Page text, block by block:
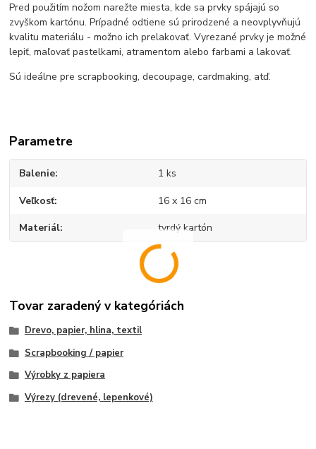
Pred použitím nožom narežte miesta, kde sa prvky spájajú so
zvyškom kartónu. Prípadné odtiene sú prirodzené a neovplyvňujú
kvalitu materiálu - možno ich prelakovať. Vyrezané prvky je možné
lepiť, maľovať pastelkami, atramentom alebo farbami a lakovať.
Sú ideálne pre scrapbooking, decoupage, cardmaking, atď.
Parametre
Balenie 1 ks
Veľkosť 16 x 16 cm
Materiál tvrdý kartón
Tovar zaradený v kategóriách
Drevo, papier, hlina, textil
Scrapbooking / papier
Výrobky z papiera
Výrezy (drevené, lepenkové)